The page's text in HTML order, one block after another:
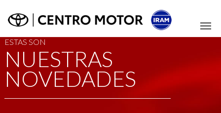
ESTAS SON
NUESTRAS
NOVEDADES